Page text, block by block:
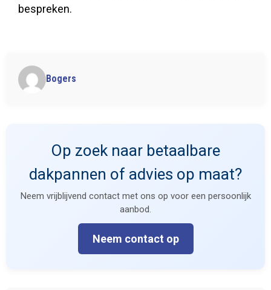
bespreken.
Bogers
Op zoek naar betaalbare
dakpannen of advies op maat?
Neem vrijblijvend contact met ons op voor een persoonlijk
aanbod.
Neem contact op